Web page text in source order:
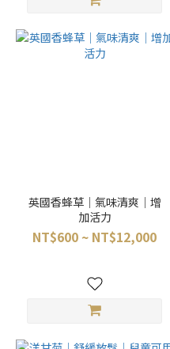
英國香蜂草｜氣味清爽｜增
加活力
NT$600 ~ NT$12,000